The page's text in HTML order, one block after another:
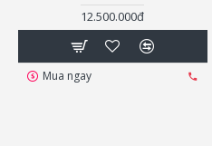
12.500.000đ
Mua ngay